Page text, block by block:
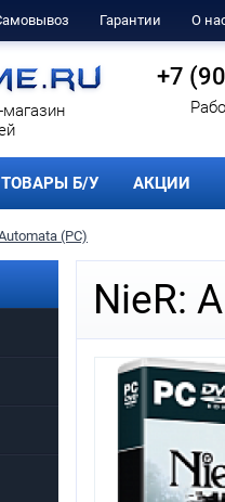
Гарантии О
магазин
+7
ТОВАРЫ Б/У АКЦИИ
(PC)
NieR: